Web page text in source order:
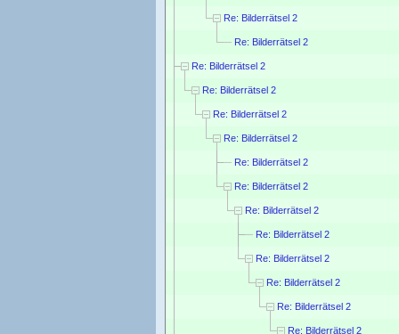
Re: Bilderrätsel 2
Re: Bilderrätsel 2
Re: Bilderrätsel 2
Re: Bilderrätsel 2
Re: Bilderrätsel 2
Re: Bilderrätsel 2
Re: Bilderrätsel 2
Re: Bilderrätsel 2
Re: Bilderrätsel 2
Re: Bilderrätsel 2
Re: Bilderrätsel 2
Re: Bilderrätsel 2
Re: Bilderrätsel 2
Re: Bilderrätsel 2